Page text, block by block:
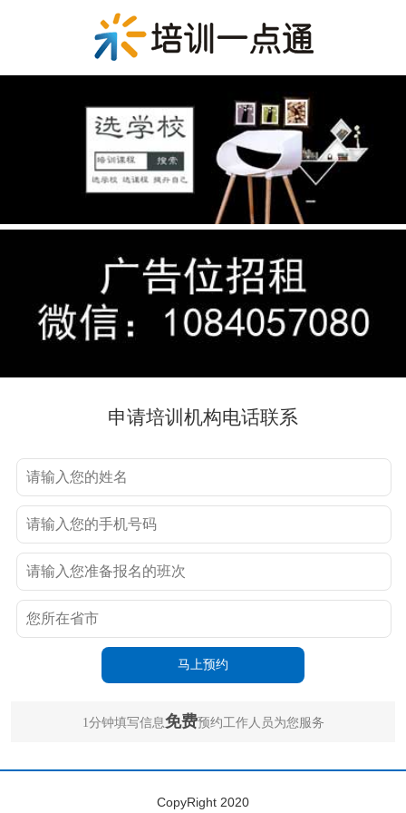
申请培训机构电话联系
1分钟填写信息免费预约工作人员为您服务
CopyRight 2020